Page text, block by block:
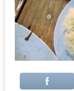
นี้
กับ
PING
FAI
2